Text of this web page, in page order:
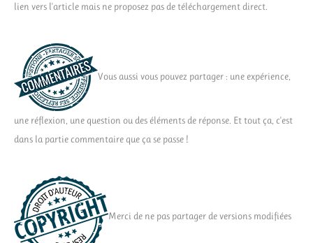
lien vers l'article mais ne proposez pas de téléchargement direct.
Vous aussi vous pouvez partager : une expérience,
une réflexion, une question ou des éléments de réponse. Et tout ça, c'est
dans la partie commentaire que ça se passe !
Merci de ne pas partager de versions modifiées